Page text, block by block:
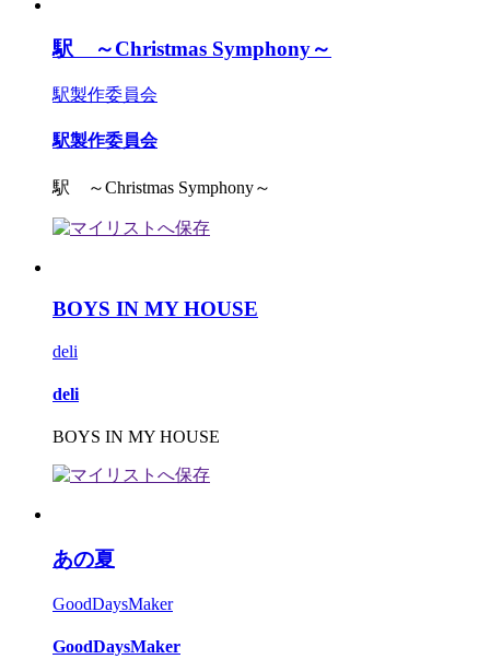
駅 ～Christmas Symphony～
駅製作委員会
駅製作委員会
駅 ～Christmas Symphony～
BOYS IN MY HOUSE
deli
deli
BOYS IN MY HOUSE
あの夏
GoodDaysMaker
GoodDaysMaker